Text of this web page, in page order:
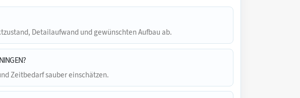
Detailaufwand und gewünschten Aufbau ab.
Zeitbedarf sauber einschätzen.